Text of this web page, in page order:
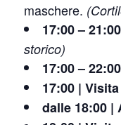
maschere.
17:00 –
storico)
17:00 –
17:00 |
dalle 18:00 |